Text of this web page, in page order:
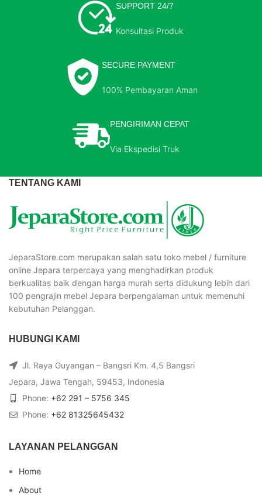
SUPPORT 24/7
Konsultasi Produk
SECURE PAYMENT
100% Pembayaran Aman
PENGIRIMAN CEPAT
Via Ekspedisi Truk
TENTANG KAMI
JeparaStore.com merupakan salah satu toko mebel / furniture
online Jepara terpercaya yang menghadirkan produk
berkualitas baik dengan harga murah serta didukung lebih dari
100 pengrajin mebel Jepara berpengalaman untuk memenuhi
kebutuhan Pelanggan.
HUBUNGI KAMI
Jl. Raya Guyangan – Bangsri Km. 4,5 Bangsri
Jepara, Jawa Tengah, 59453, Indonesia
Phone: +62 291 – 5756 345
Phone: +62 81325645432
LAYANAN PELANGGAN
Home
About